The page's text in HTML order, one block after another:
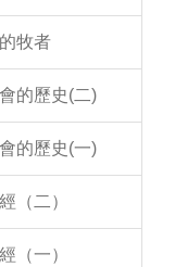
牧者
的歷史(二)
的歷史(一)
（二）
（一）